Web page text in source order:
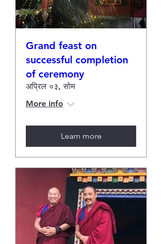
Grand feast on
successful completion
of ceremony
अप्रिल ०३, सोम
More info
Learn more